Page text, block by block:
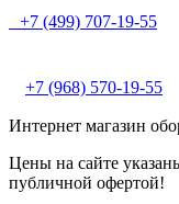
+7 (499) 707-19-55
+7 (968) 570-19-55
Интернет магазин
Цены на сайте
публичной офертой!